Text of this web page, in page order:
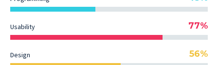
Usability 77%
Design 56%